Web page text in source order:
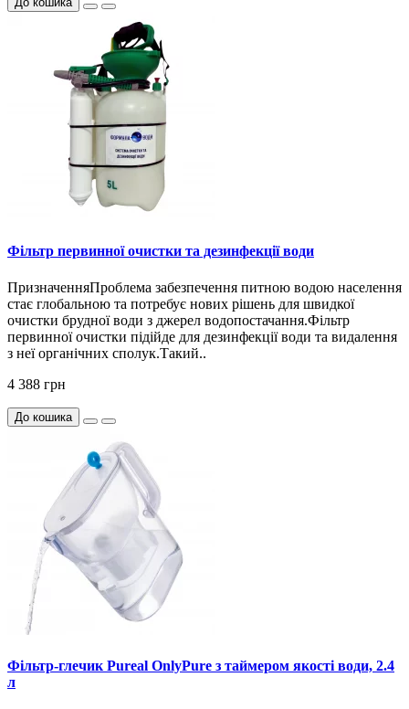
Фільтр первинної очистки та дезинфекції води
ПризначенняПроблема забезпечення питною водою населення
стає глобальною та потребує нових рішень для швидкої
очистки брудної води з джерел водопостачання.Фільтр
первинної очистки підійде для дезинфекції води та видалення
з неї органічних сполук.Такий..
4 388 грн
До кошика
Фільтр-глечик Pureal OnlyPure з таймером якості води, 2.4
л